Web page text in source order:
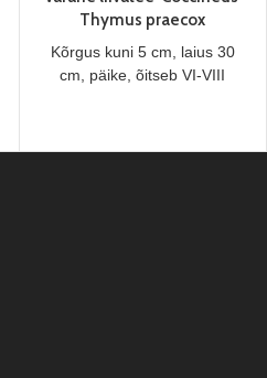
Thymus praecox
Kõrgus kuni 5 cm, laius 30
cm, päike, õitseb VI-VIII